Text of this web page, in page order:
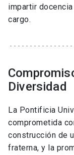
impartir
cargo.
Diversidad
La Pontificia
comprometida
construcción de
fraterna, y la